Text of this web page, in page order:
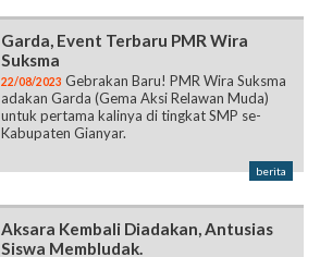
Garda, Event Terbaru PMR Wira
Suksma
22/08/2023 Gebrakan Baru! PMR Wira Suksma
adakan Garda (Gema Aksi Relawan Muda)
untuk pertama kalinya di tingkat SMP se-
Kabupaten Gianyar.
berita
Aksara Kembali Diadakan, Antusias
Siswa Membludak.